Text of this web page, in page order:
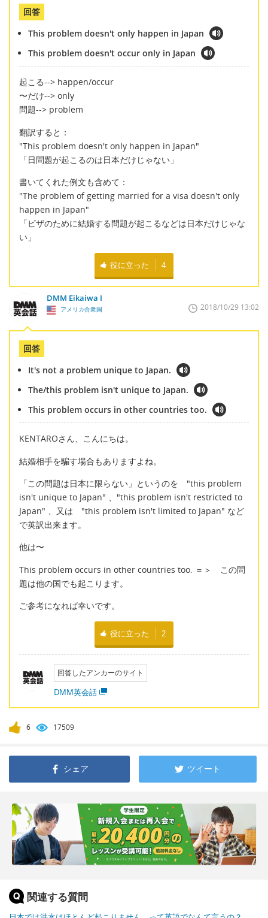
回答
This problem doesn't only happen in Japan
This problem doesn't occur only in Japan
起こる--> happen/occur
〜だけ--> only
問題--> problem
翻訳すると：
"This problem doesn't only happen in Japan"
「日問題が起こるのは日本だけじゃない」
書いてくれた例文も含めて：
"The problem of getting married for a visa doesn't only
happen in Japan"
「ビザのために結婚する問題が起こるなどは日本だけじゃな
い」
役に立った 4
DMM Eikaiwa I
アメリカ合衆国 2018/10/29 13:02
回答
It's not a problem unique to Japan.
The/this problem isn't unique to Japan.
This problem occurs in other countries too.
KENTAROさん、こんにちは。
結婚相手を騙す場合もありますよね。
「この問題は日本に限らない」というのを "this problem
isn't unique to Japan" 、"this problem isn't restricted to
Japan" 、又は "this problem isn't limited to Japan" など
で英訳出来ます。
他は〜
This problem occurs in other countries too. ＝＞ この問
題は他の国でも起こります。
ご参考になれば幸いです。
役に立った 2
回答したアンカーのサイト
DMM英会話
6 17509
シェア ツイート
関連する質問